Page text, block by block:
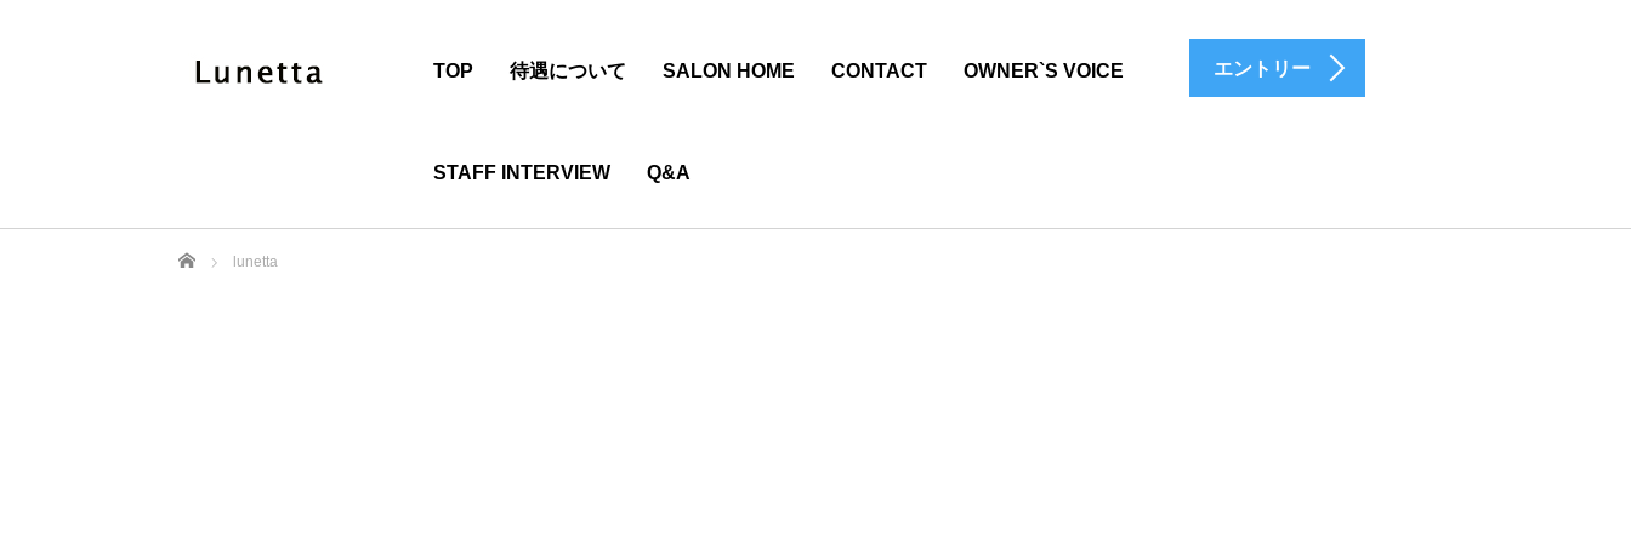
TOP 待遇について SALON HOME CONTACT OWNER`S VOICE
STAFF INTERVIEW Q&A
エントリー
ホーム lunetta